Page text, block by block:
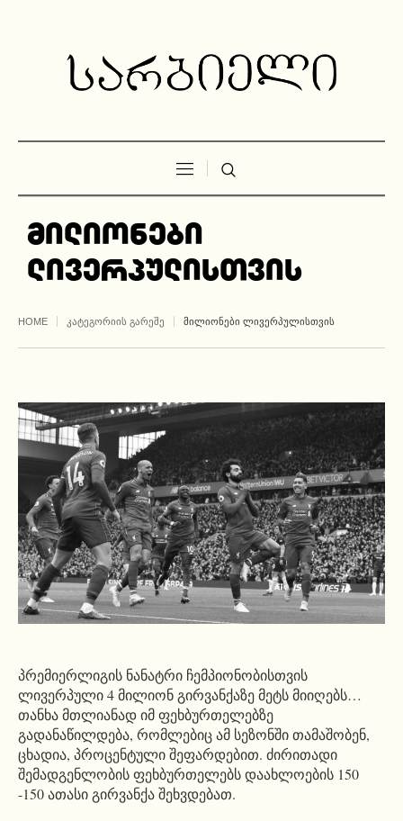
მილიონები
ლივერპულისთვის
HOME ᲙᲐᲢᲔᲒᲝᲠᲘᲘᲡ ᲒᲐᲠᲔᲨᲔ ᲛᲘᲚᲘᲝᲜᲔᲑᲘ ᲚᲘᲕᲔᲠᲞᲣᲚᲘᲡᲗᲕᲘᲡ
პრემიერლიგის ნანატრი ჩემპიონობისთვის
ლივერპული 4 მილიონ გირვანქაზე მეტს მიიღებს…
თანხა მთლიანად იმ ფეხბურთელებზე
გადანაწილდება, რომლებიც ამ სეზონში თამაშობენ,
ცხადია, პროცენტული შეფარდებით. ძირითადი
შემადგენლობის ფეხბურთელებს დაახლოების 150
-150 ათასი გირვანქა შეხვდებათ.